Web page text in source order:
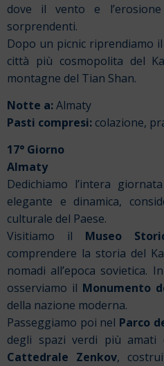
dove il vento e
sorprendenti.
Dopo un picnic riprendiamo
città più cosmopolita del
montagne del Tian Shan.
Notte a:Almaty
Pasti compresi: colazione,
17° Giorno
Almaty
Dedichiamo l’intera
elegante e dinamica,
culturale del Paese.
Visitiamo il Museo
comprendere la storia del
nomadi all’epoca sovietica. In
osserviamo il Monumento
della nazione moderna.
Passeggiamo poi nel Parco
degli spazi verdi più amati
Cattedrale Zenkov,